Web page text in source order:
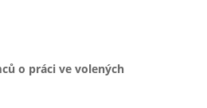
o práci ve volených